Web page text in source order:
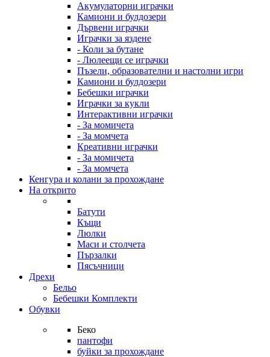
Акумулаторни играчки
Камиони и булдозери
Дървени играчки
Играчки за яздене
- Коли за бутане
- Люлеещи се играчки
Пъзели, образователни и настолни игри
Камиони и булдозери
Бебешки играчки
Играчки за кукли
Интерактивни играчки
- За момичета
- За момчета
Креативни играчки
- За момичета
- За момчета
Кенгура и колани за прохождане
На открито
Батути
Къщи
Люлки
Маси и столчета
Пързалки
Пясъчници
Дрехи
Бельо
Бебешки Комплекти
Обувки
Беко
пантофи
буйки за прохождане